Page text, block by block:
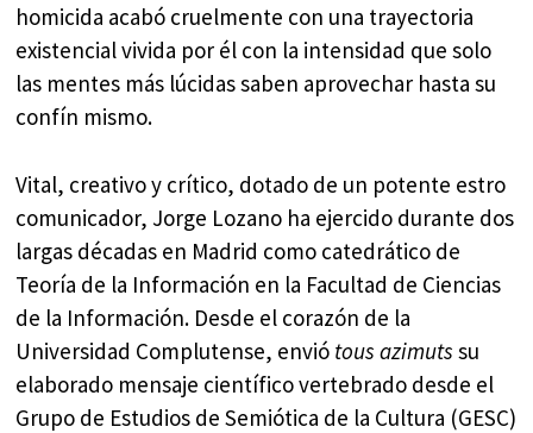
homicida acabó cruelmente con una trayectoria
existencial vivida por él con la intensidad que solo
las mentes más lúcidas saben aprovechar hasta su
confín mismo.
Vital, creativo y crítico, dotado de un potente estro
comunicador, Jorge Lozano ha ejercido durante dos
largas décadas en Madrid como catedrático de
Teoría de la Información en la Facultad de Ciencias
de la Información. Desde el corazón de la
Universidad Complutense, envió tous azimuts su
elaborado mensaje científico vertebrado desde el
Grupo de Estudios de Semiótica de la Cultura (GESC)